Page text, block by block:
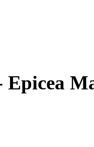
Epicea